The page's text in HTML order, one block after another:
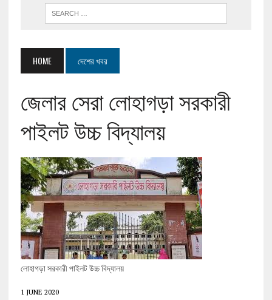
HOME দেশের খবর
জেলার সেরা লোহাগড়া সরকারী
পাইলট উচ্চ বিদ্যালয়
লোহাগড়া সরকারী পাইলট উচ্চ বিদ্যালয়
1 JUNE 2020